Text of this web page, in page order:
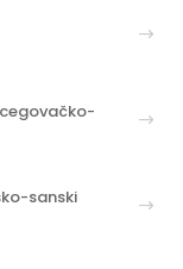
sanski